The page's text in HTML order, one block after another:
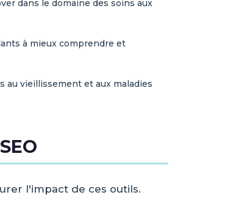
dans le domaine des soins aux
à mieux comprendre et
au vieillissement et aux maladies
l'impact de ces outils.